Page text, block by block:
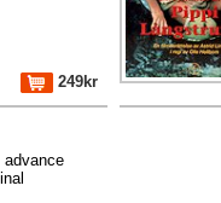
249kr
advance